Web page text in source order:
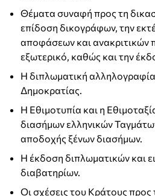
Θέματα συναφή προς τη
επίδοση δικογράφων, την
αποφάσεων και ανακριτικών
εξωτερικό, καθώς και την
Η διπλωματική
Δημοκρατίας.
Η Εθιμοτυπία και η
διασήμων ελληνικών
αποδοχής ξένων διασήμων.
Η έκδοση διπλωματικών και
διαβατηρίων.
Οι σχέσεις του Κράτους προς